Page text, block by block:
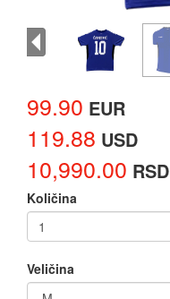
99.90 EUR
119.88 USD
10,990.00 RSD
Količina
Veličina